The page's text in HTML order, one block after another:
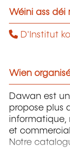
Wéini ass déi
D'Institut
Wien
Dawan est
propose plus
informatique,
et
Notre